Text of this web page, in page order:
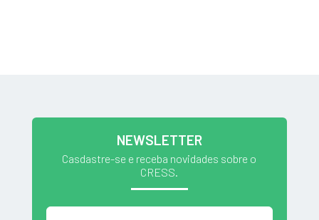
NEWSLETTER
Casdastre-se e receba novidades sobre o
CRESS.